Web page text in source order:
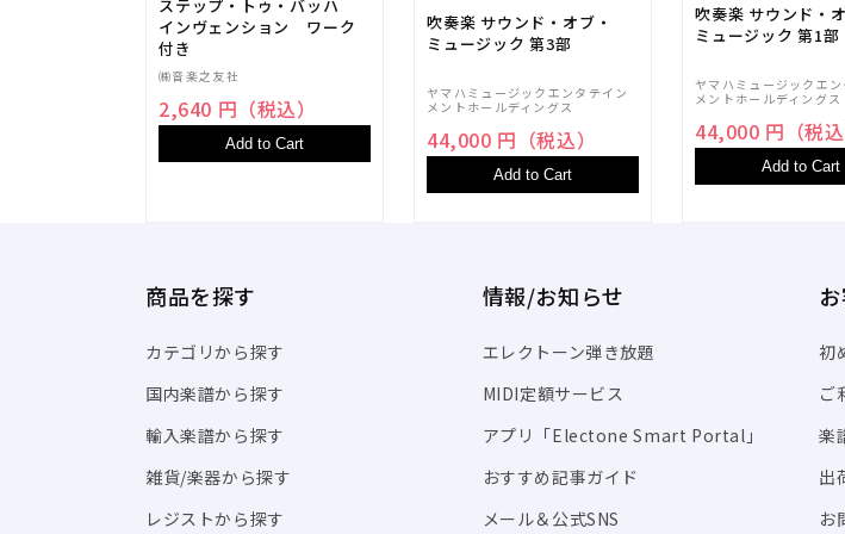
ステップ・トゥ・バッハ
インヴェンション ワーク
付き
㈱音楽之友社
2,640 円（税込）
Add to Cart
吹奏楽 サウンド・オブ・
ミュージック 第3部
ヤマハミュージックエンタテイン
メントホールディングス
44,000 円（税込）
Add to Cart
吹奏楽 サウンド・
ミュージック 第1部
ヤマハミュージックエン
メントホールディングス
44,000 円（税込
Add to Cart
商品を探す
カテゴリから探す
国内楽譜から探す
輸入楽譜から探す
雑貨/楽器から探す
レジストから探す
情報/お知らせ
エレクトーン弾き放題
MIDI定額サービス
アプリ「Electone Smart Portal」
おすすめ記事ガイド
メール＆公式SNS
初
ご
楽
出
お